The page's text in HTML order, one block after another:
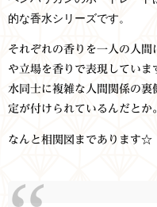
的な香水シリーズです。
それぞれの香りを一人の人
や立場を香りで表現してい
水同士に複雑な人間関係の
定が付けられているんだとか。
なんと相関図まであります☆